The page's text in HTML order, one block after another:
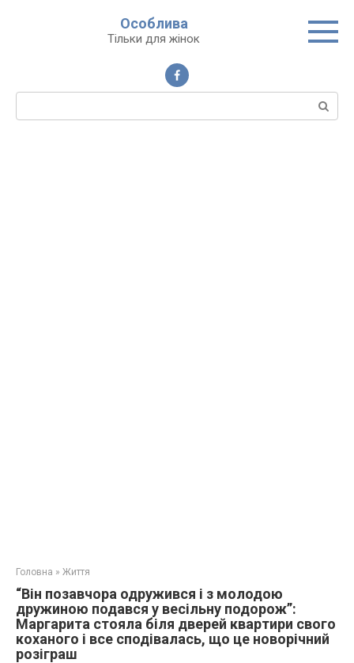
Особлива
Тільки для жінок
Пошук:
Головна » Життя
“Він позавчора одружився і з молодою
дружиною подався у весільну подорож”:
Маргарита стояла біля дверей квартири свого
коханого і все сподівалась, що це новорічний
розіграш